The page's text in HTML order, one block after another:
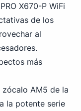
X670-P WiFi
de los
al
más
zócalo AM5 de la
la potente serie